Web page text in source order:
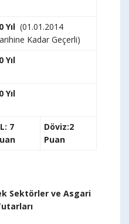
Yıl (01.01.2014
Kadar Geçerli)
Yıl
Yıl
7
Döviz:2
Puan
Sektörler ve Asgari